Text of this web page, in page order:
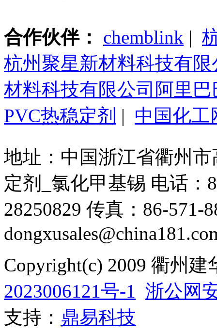
合作伙伴： chemblink |
杭州聚星新材料科技有
材料科技有限公司阿里巴
PVC热稳定剂 | 中国化工
地址：中国浙江省衢州
定剂_氯化甲基锡 电话：
28250829 传真：86-571-
Copyright(c) 2009 衢州
2023006121号-1 浙公网
支持： 鼎易科技